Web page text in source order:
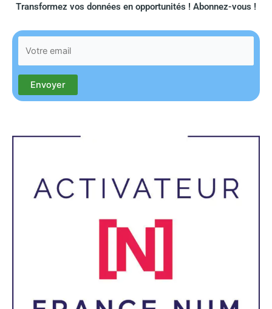
Transformez vos données en opportunités ! Abonnez-vous !​